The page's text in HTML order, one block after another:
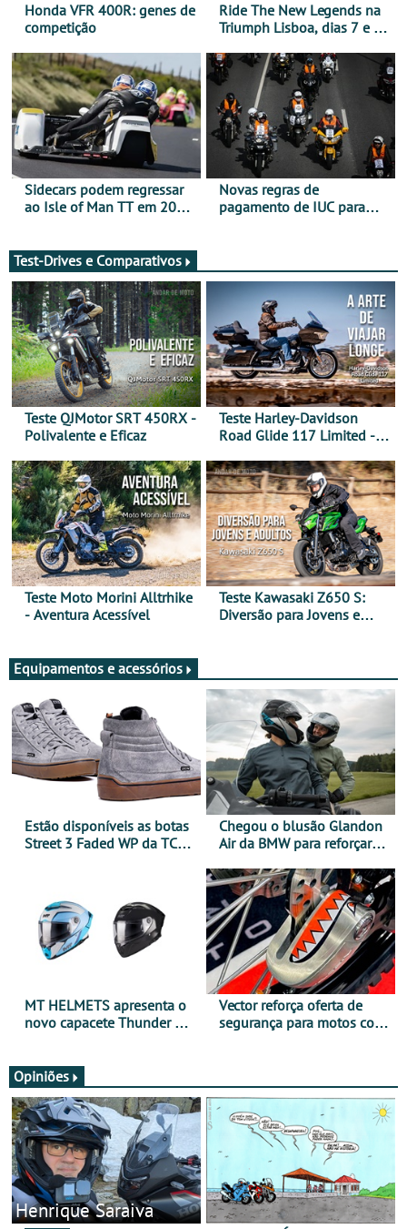
Honda VFR 400R: genes de
competição
Ride The New Legends na
Triumph Lisboa, dias 7 e 8
Sidecars podem regressar
ao Isle of Man TT em 2027
Novas regras de
pagamento de IUC para
Test-Drives e Comparativos
Teste QJMotor SRT 450RX -
Polivalente e Eficaz
Teste Harley-Davidson
Road Glide 117 Limited - A
Teste Moto Morini Alltrhike
- Aventura Acessível
Teste Kawasaki Z650 S:
Diversão para Jovens e
Equipamentos e acessórios
Estão disponíveis as botas
Street 3 Faded WP da TCX
Chegou o blusão Glandon
Air da BMW para reforçar
verão
MT HELMETS apresenta o
novo capacete Thunder 4 R
Vector reforça oferta de
segurança para motos com
Opiniões
Henrique Saraiva